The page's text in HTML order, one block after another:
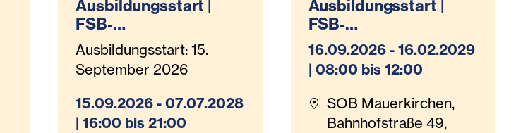
Ausbildungsstart |
FSB-
Behindertenbegleitun
g - KEINE Anmeldung
mehr möglich!
Ausbildungsstart: 15.
September 2026
15.09.2026 - 07.07.2028
| 16:00 bis 21:00
Ausbildungsstart |
FSB-
Altenarbeit/Behindert
enarbeit inkl.
Pflegeassistenz
(Teilzeit)
16.09.2026 - 16.02.2029
| 08:00 bis 12:00
SOB Mauerkirchen,
Bahnhofstraße 49,